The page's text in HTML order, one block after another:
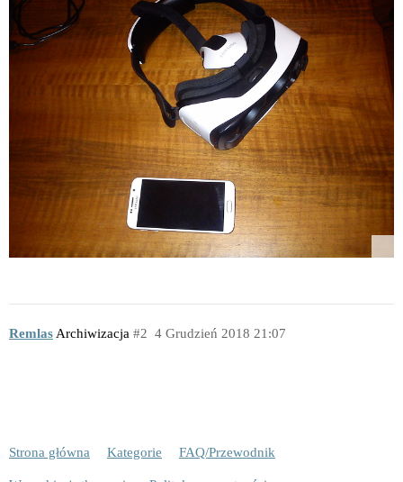
RemlasArchiwizacja 4 Grudzień 2018 21:07
2
Strona główna Kategorie FAQ/Przewodnik